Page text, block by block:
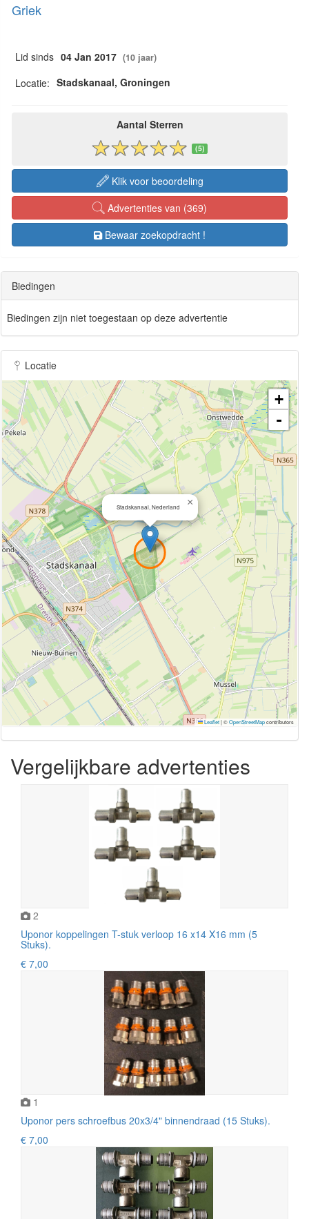
Griek
Lid sinds 04 Jan 2017 (10 jaar)
Locatie: Stadskanaal, Groningen
Aantal Sterren
(5)
Klik voor beoordeling
Advertenties van (369)
Bewaar zoekopdracht !
Biedingen
Biedingen zijn niet toegestaan op deze advertentie
Locatie
Stadskanaal, Nederland ×
+
-
Leaflet|©OpenStreetMapcontributors
Vergelijkbare advertenties
2
Uponor koppelingen T-stuk verloop 16 x14 X16 mm (5
Stuks).
€ 7,00
1
Uponor pers schroefbus 20x3/4" binnendraad (15 Stuks).
€ 7,00